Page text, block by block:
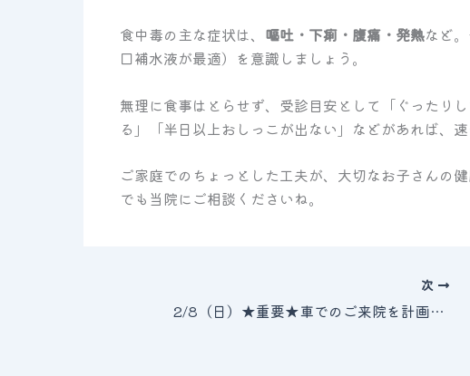
食中毒の主な症状は、 嘔吐・下痢・腹痛・発熱など
口補水液が最適）を意識しましょう。
無理に食事はとらせず、受診目安として「ぐったり
る」「半日以上おしっこが出ない」などがあれば、
ご家庭でのちょっとした工夫が、大切なお子さんの
でも当院にご相談くださいね。
次
2/8（日）★重要★車でのご来院を計画されていた方へ